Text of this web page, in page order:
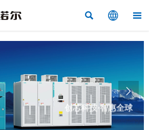
  
创芯科技·智惠全球
科技赋能·工业控制系统解决方案集成商
